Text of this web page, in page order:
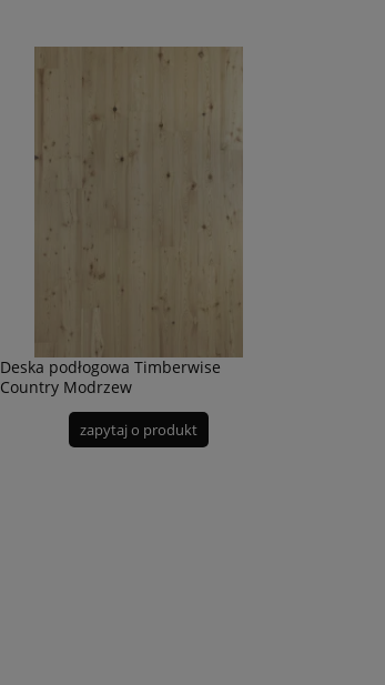
Deska podłogowa Timberwise
Country Modrzew
zapytaj o produkt